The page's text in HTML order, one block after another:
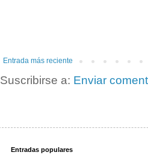
Entrada más reciente
Suscribirse a: Enviar
Entradas populares